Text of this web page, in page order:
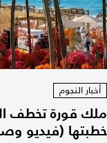
أخبار النجوم
ملك قورة تخطف
خطبتها (فيديو